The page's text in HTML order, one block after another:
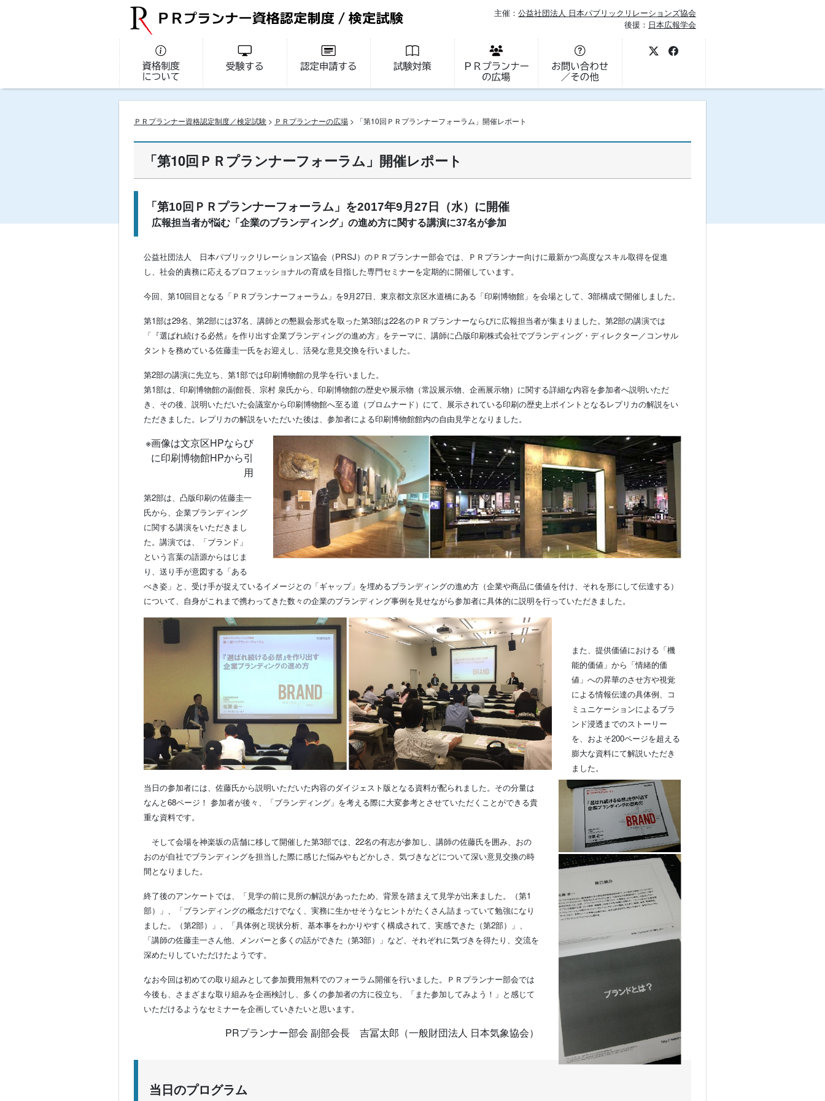
主催： 公益社団法人 日本パブリックリレーションズ協会
後援： 日本広報学会
ＰＲプランナー資格認定制度／検定試験 > ＰＲプランナーの広場 > 「第10回ＰＲプランナーフォーラム」開催レポート
「第10回ＰＲプランナーフォーラム」開催レポート
「第10回ＰＲプランナーフォーラム」を2017年9月27日（水）に開催
広報担当者が悩む「企業のブランディング」の進め方に関する講演に37名が参加
公益社団法人 日本パブリックリレーションズ協会（PRSJ）のＰＲプランナー部会では、ＰＲプランナー向けに最新かつ高度なスキル取得を促進
し、社会的責務に応えるプロフェッショナルの育成を目指した専門セミナーを定期的に開催しています。
今回、第10回目となる「ＰＲプランナーフォーラム」を9月27日、東京都文京区水道橋にある「印刷博物館」を会場として、3部構成で開催しました。
第1部は29名、第2部には37名、講師との懇親会形式を取った第3部は22名のＰＲプランナーならびに広報担当者が集まりました。第2部の講演では
「『選ばれ続ける必然』を作り出す企業ブランディングの進め方」をテーマに、講師に凸版印刷株式会社でブランディング・ディレクター／コンサル
タントを務めている佐藤圭一氏をお迎えし、活発な意見交換を行いました。
第2部の講演に先立ち、第1部では印刷博物館の見学を行いました。
第1部は、印刷博物館の副館長、宗村 泉氏から、印刷博物館の歴史や展示物（常設展示物、企画展示物）に関する詳細な内容を参加者へ説明いただ
き、その後、説明いただいた会議室から印刷博物館へ至る道（プロムナード）にて、展示されている印刷の歴史上ポイントとなるレプリカの解説をい
ただきました。レプリカの解説をいただいた後は、参加者による印刷博物館館内の自由見学となりました。
※画像は文京区HPならび
に印刷博物館HPから引
用
第2部は、凸版印刷の佐藤圭一
氏から、企業ブランディング
に関する講演をいただきまし
た。講演では、「ブランド」
という言葉の語源からはじま
り、送り手が意図する「ある
べき姿」と、受け手が捉えているイメージとの「ギャップ」を埋めるブランディングの進め方（企業や商品に価値を付け、それを形にして伝達する）
について、自身がこれまで携わってきた数々の企業のブランディング事例を見せながら参加者に具体的に説明を行っていただきました。
また、提供価値における「機
能的価値」から「情緒的価
値」への昇華のさせ方や視覚
による情報伝達の具体例、コ
ミュニケーションによるブラ
ンド浸透までのストーリー
を、およそ200ページを超える
膨大な資料にて解説いただき
ました。
当日の参加者には、佐藤氏から説明いただいた内容のダイジェスト版となる資料が配られました。その分量は
なんと68ページ！ 参加者が後々、「ブランディング」を考える際に大変参考とさせていただくことができる貴
重な資料です。
そして会場を神楽坂の店舗に移して開催した第3部では、22名の有志が参加し、講師の佐藤氏を囲み、おの
おのが自社でブランディングを担当した際に感じた悩みやもどかしさ、気づきなどについて深い意見交換の時
間となりました。
終了後のアンケートでは、「見学の前に見所の解説があったため、背景を踏まえて見学が出来ました。（第1
部）」、「ブランディングの概念だけでなく、実務に生かせそうなヒントがたくさん詰まっていて勉強になり
ました。（第2部）」、「具体例と現状分析、基本事をわかりやすく構成されて、実感できた（第2部）」、
「講師の佐藤圭一さん他、メンバーと多くの話ができた（第3部）」など、それぞれに気づきを得たり、交流を
深めたりしていただけたようです。
なお今回は初めての取り組みとして参加費用無料でのフォーラム開催を行いました。ＰＲプランナー部会では
今後も、さまざまな取り組みを企画検討し、多くの参加者の方に役立ち、「また参加してみよう！」と感じて
いただけるようなセミナーを企画していきたいと思います。
PRプランナー部会 副部会長 吉冨太郎（一般財団法人 日本気象協会）
当日のプログラム